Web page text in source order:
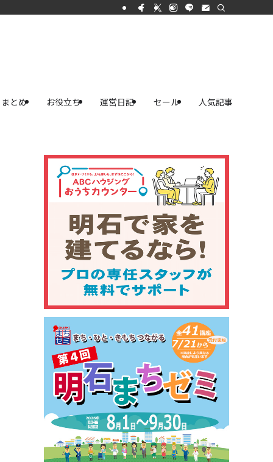
まとめ お役立ち 運営日記 セール 人気記事